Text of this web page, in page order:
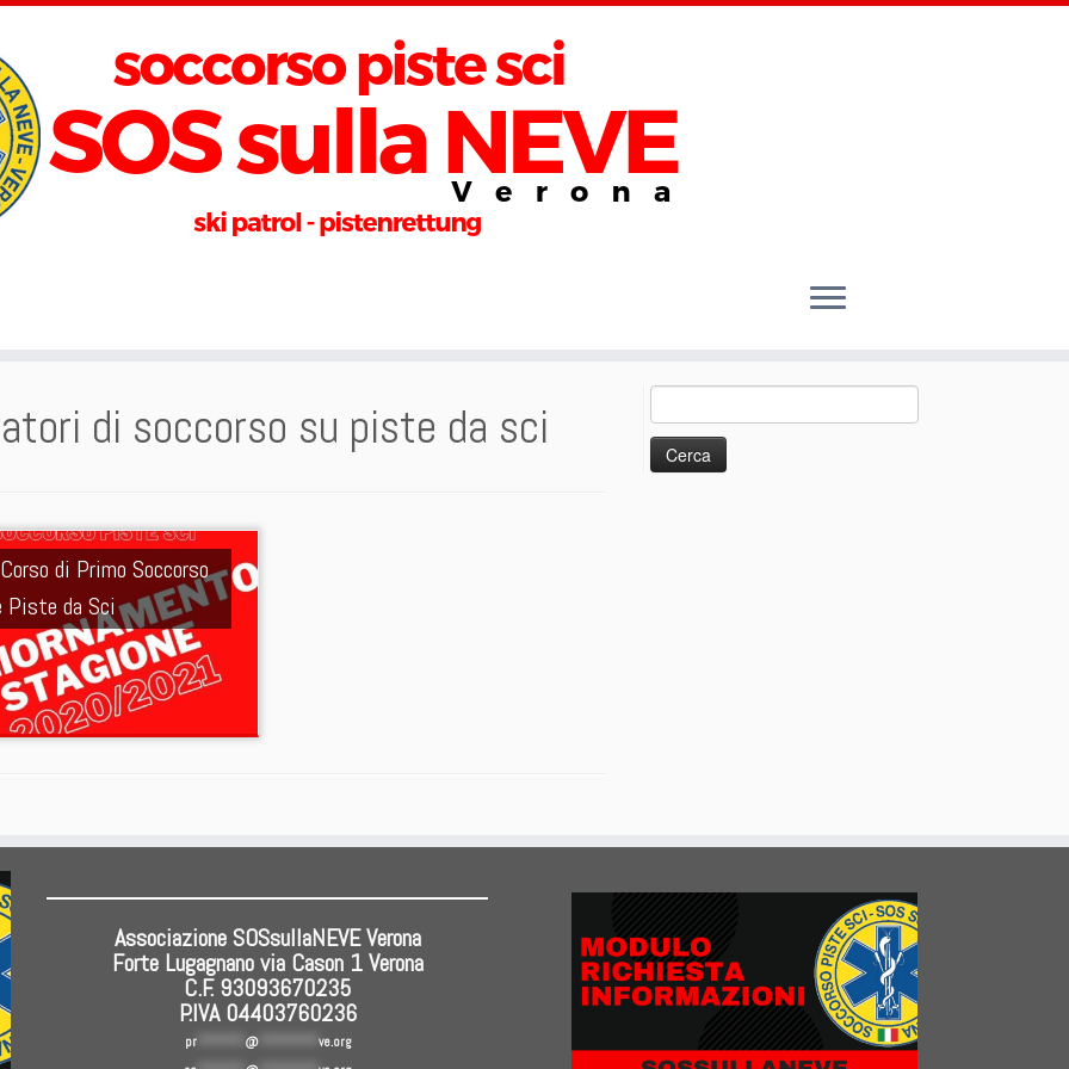
di soccorso su piste da sci
di Primo Soccorso
Piste da Sci
per:
Associazione SOSsullaNEVE Verona
Forte Lugagnano via Cason 1 Verona
C.F. 93093670235
P.IVA 04403760236
pr******** @********** ve.org